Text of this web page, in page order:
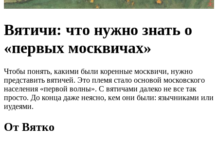
Вятичи: что нужно знать о
«первых москвичах»
Чтобы понять, какими были коренные москвичи, нужно
представить вятичей. Это племя стало основой московского
населения «первой волны». С вятичами далеко не все так
просто. До конца даже неясно, кем они были: язычниками или
иудеями.
От Вятко